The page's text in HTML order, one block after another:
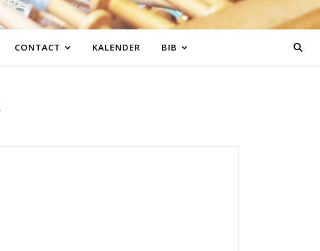
CONTACT KALENDER BIB